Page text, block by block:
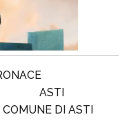
ASTI
COMUNE DI ASTI